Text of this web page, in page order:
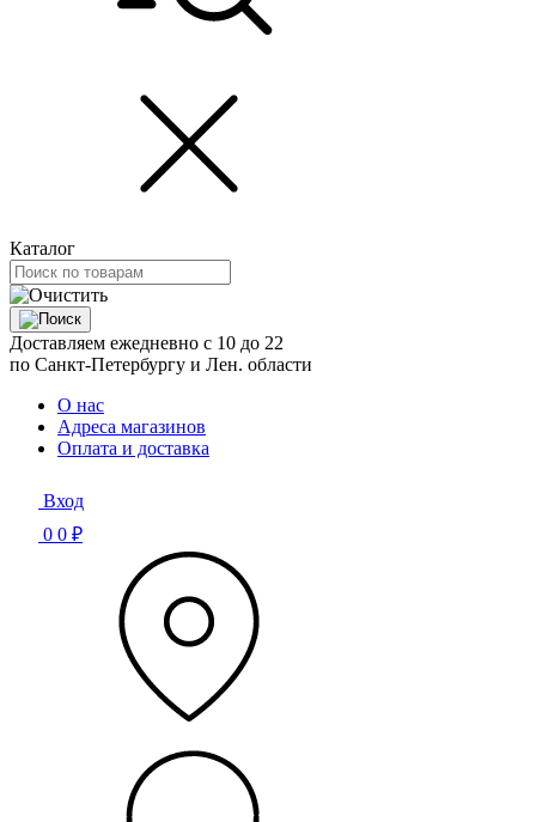
Каталог
Доставляем ежедневно с 10 до 22
по Санкт-Петербургу и Лен. области
О нас
Адреса магазинов
Оплата и доставка
Вход
0 0 ₽